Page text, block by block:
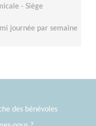
- Siège
journée par semaine
des bénévoles